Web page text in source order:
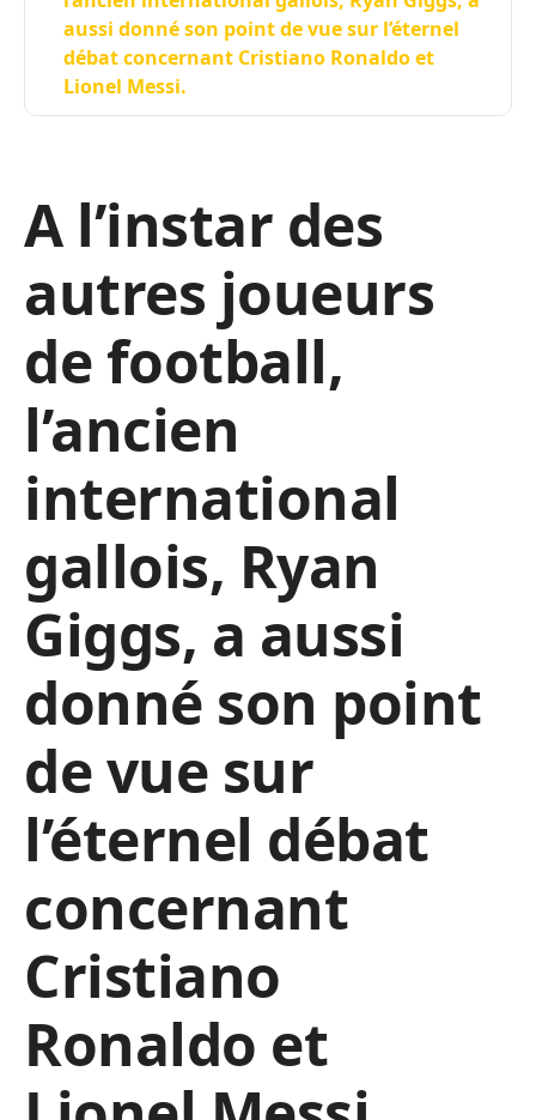
aussi donné son point de vue sur l’éternel
débat concernant Cristiano Ronaldo et
Lionel Messi.
A l’instar des
autres joueurs
de football,
l’ancien
international
gallois, Ryan
Giggs, a aussi
donné son point
de vue sur
l’éternel débat
concernant
Cristiano
Ronaldo et